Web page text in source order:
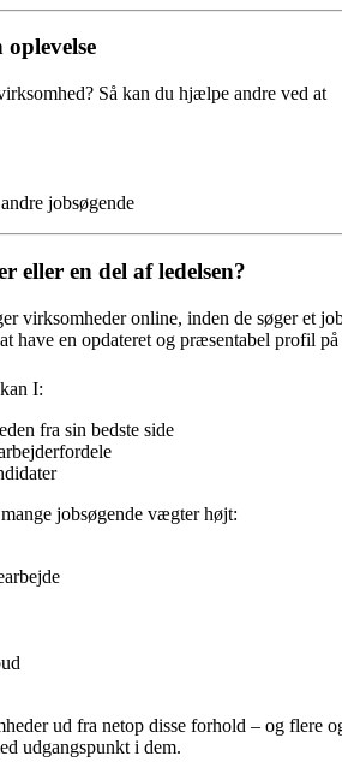
Så kan du hjælpe andre ved at
jobsøgende
eller en del af ledelsen?
virksomheder online, inden de søger et
have en opdateret og præsentabel profil på
I:
fra sin bedste side
jobsøgende vægter højt:
ud fra netop disse forhold – og flere
udgangspunkt i dem.